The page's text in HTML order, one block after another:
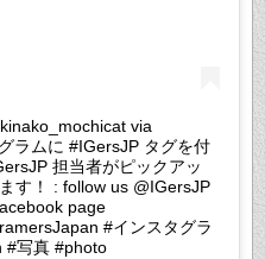
via
ラムに #IGersJP タグを付
担当者がピックアッ
す！ : follow us @IGersJP
page
#インスタグラ
#写真 #photo